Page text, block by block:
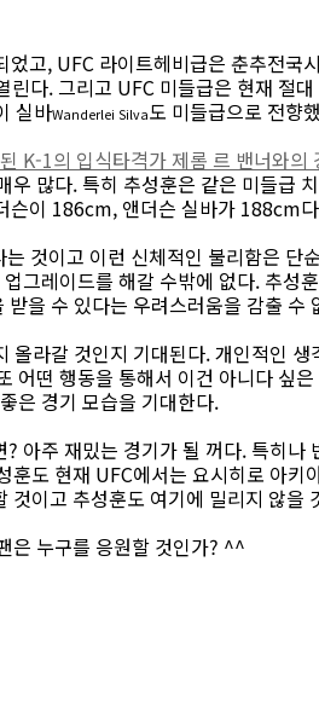
고, UFC 라이트헤비급은 춘추전국
린다. 그리고 UFC 미들급은 현재 절
실바Wanderlei Silva도 미들급으로 전향
K-1의 입식타격가 제롬 르 밴너와의
많다. 특히 추성훈은 같은 미들급
슨이 186cm, 앤더슨 실바가 188cm
것이고 이런 신체적인 불리함은 단
그레이드를 해갈 수밖에 없다. 추성
을 수 있다는 우려스러움을 감출 수
라갈 것인지 기대된다. 개인적인
어떤 행동을 통해서 이건 아니다 싶
은 경기 모습을 기대한다.
아주 재밌는 경기가 될 꺼다. 특히나
도 현재 UFC에서는 요시히로 아키
이고 추성훈도 여기에 밀리지 않을
은 누구를 응원할 것인가? ^^